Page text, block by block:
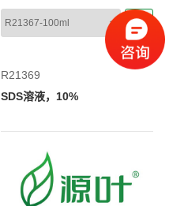
R21369
SDS溶液，10%